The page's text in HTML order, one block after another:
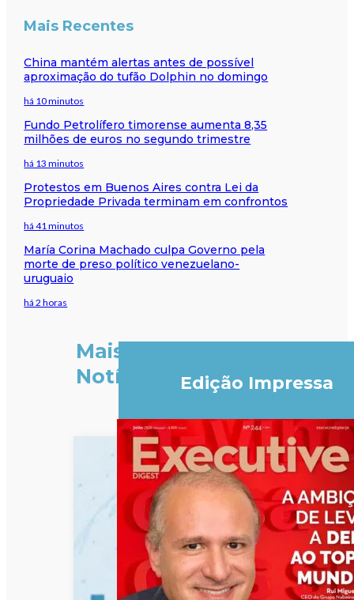
Mais Recentes
China mantém alertas antes de possível
aproximação do tufão Dolphin no domingo
há 10 minutos
Fundo Petrolífero timorense aumenta 8,35
milhões de euros no segundo trimestre
há 13 minutos
Protestos em Buenos Aires contra Lei da
Propriedade Privada terminam em confrontos
há 41 minutos
María Corina Machado culpa Governo pela
morte de preso político venezuelano-
uruguaio
há 2 horas
Mais
Notícias
Edição Impressa